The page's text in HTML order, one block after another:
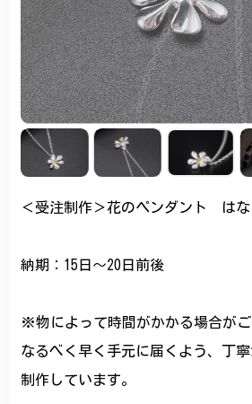
＜受注制作＞花のペンダント は
納期：15日～20日前後
※物によって時間がかかる場合がご
なるべく早く手元に届くよう、丁
制作しています。